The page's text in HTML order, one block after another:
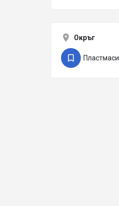
Окръг
Пластмаси